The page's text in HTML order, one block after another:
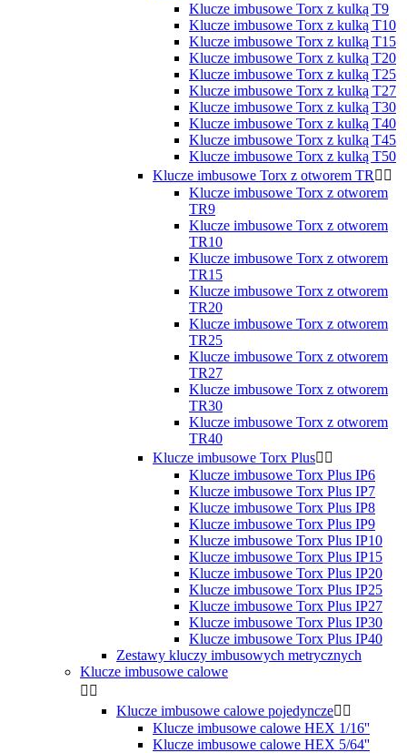
Klucze imbusowe Torx z kulką T9
Klucze imbusowe Torx z kulką T10
Klucze imbusowe Torx z kulką T15
Klucze imbusowe Torx z kulką T20
Klucze imbusowe Torx z kulką T25
Klucze imbusowe Torx z kulką T27
Klucze imbusowe Torx z kulką T30
Klucze imbusowe Torx z kulką T40
Klucze imbusowe Torx z kulką T45
Klucze imbusowe Torx z kulką T50
Klucze imbusowe Torx z otworem TR  
Klucze imbusowe Torx z otworem
TR9
Klucze imbusowe Torx z otworem
TR10
Klucze imbusowe Torx z otworem
TR15
Klucze imbusowe Torx z otworem
TR20
Klucze imbusowe Torx z otworem
TR25
Klucze imbusowe Torx z otworem
TR27
Klucze imbusowe Torx z otworem
TR30
Klucze imbusowe Torx z otworem
TR40
Klucze imbusowe Torx Plus 
Klucze imbusowe Torx Plus IP6
Klucze imbusowe Torx Plus IP7
Klucze imbusowe Torx Plus IP8
Klucze imbusowe Torx Plus IP9
Klucze imbusowe Torx Plus IP10
Klucze imbusowe Torx Plus IP15
Klucze imbusowe Torx Plus IP20
Klucze imbusowe Torx Plus IP25
Klucze imbusowe Torx Plus IP27
Klucze imbusowe Torx Plus IP30
Klucze imbusowe Torx Plus IP40
Zestawy kluczy imbusowych metrycznych
Klucze imbusowe calowe
 
Klucze imbusowe calowe pojedyncze 
Klucze imbusowe calowe HEX 1/16''
Klucze imbusowe calowe HEX 5/64''